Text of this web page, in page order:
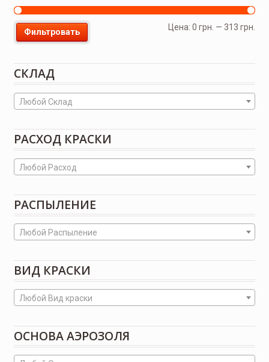
Фильтровать
Цена:0 грн. —313 грн.
СКЛАД
Любой Склад
РАСХОД КРАСКИ
Любой Расход
РАСПЫЛЕНИЕ
Любой Распыление
ВИД КРАСКИ
Любой Вид краски
ОСНОВА АЭРОЗОЛЯ